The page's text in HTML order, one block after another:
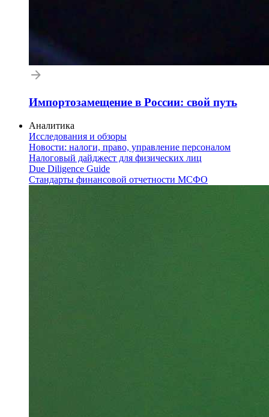
Импортозамещение в России: свой путь
Аналитика
Исследования и обзоры
Новости: налоги, право, управление персоналом
Налоговый дайджест для физических лиц
Due Diligence Guide
Стандарты финансовой отчетности МСФО